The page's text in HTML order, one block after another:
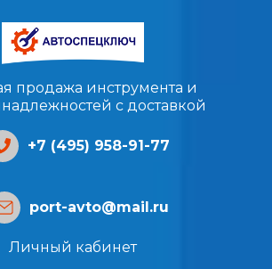
продажа инструмента и
с доставкой
+7 (495) 958-91-77
port-avto@mail.ru
Личный кабинет